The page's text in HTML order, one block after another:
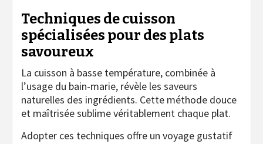
Techniques de cuisson
spécialisées pour des plats
savoureux
La cuisson à basse température, combinée à
l’usage du bain-marie, révèle les saveurs
naturelles des ingrédients. Cette méthode douce
et maîtrisée sublime véritablement chaque plat.
Adopter ces techniques offre un voyage gustatif